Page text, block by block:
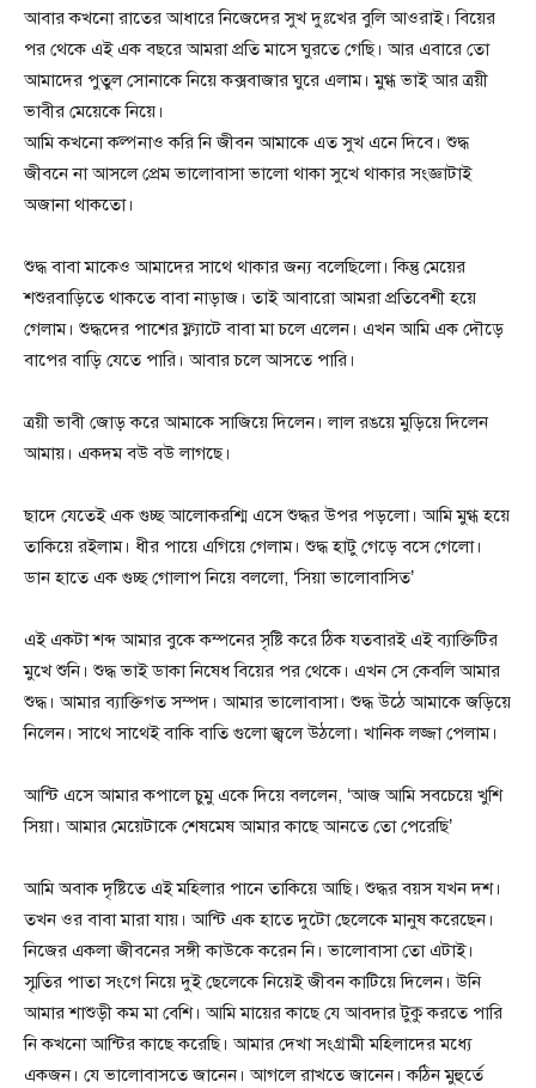
আবার কখনো রাতের আধারে নিজেদের সুখ দুঃখের বুলি আওরাই। বিয়ের
পর থেকে এই এক বছরে আমরা প্রতি মাসে ঘুরতে গেছি। আর এবারে তো
আমাদের পুতুল সোনাকে নিয়ে কক্সবাজার ঘুরে এলাম। মুগ্ধ ভাই আর ত্রয়ী
ভাবীর মেয়েকে নিয়ে।
আমি কখনো কল্পনাও করি নি জীবন আমাকে এত সুখ এনে দিবে। শুদ্ধ
জীবনে না আসলে প্রেম ভালোবাসা ভালো থাকা সুখে থাকার সংজ্ঞাটাই
অজানা থাকতো।
শুদ্ধ বাবা মাকেও আমাদের সাথে থাকার জন্য বলেছিলো। কিন্তু মেয়ের
শশুরবাড়িতে থাকতে বাবা নাড়াজ। তাই আবারো আমরা প্রতিবেশী হয়ে
গেলাম। শুদ্ধদের পাশের ফ্ল্যাটে বাবা মা চলে এলেন। এখন আমি এক দৌড়ে
বাপের বাড়ি যেতে পারি। আবার চলে আসতে পারি।
ত্রয়ী ভাবী জোড় করে আমাকে সাজিয়ে দিলেন। লাল রঙয়ে মুড়িয়ে দিলেন
আমায়। একদম বউ বউ লাগছে।
ছাদে যেতেই এক গুচ্ছ আলোকরশ্মি এসে শুদ্ধর উপর পড়লো। আমি মুগ্ধ হয়ে
তাকিয়ে রইলাম। ধীর পায়ে এগিয়ে গেলাম। শুদ্ধ হাটু গেড়ে বসে গেলো।
ডান হাতে এক গুচ্ছ গোলাপ নিয়ে বললো, ‘সিয়া ভালোবাসিত’
এই একটা শব্দ আমার বুকে কম্পনের সৃষ্টি করে ঠিক যতবারই এই ব্যাক্তিটির
মুখে শুনি। শুদ্ধ ভাই ডাকা নিষেধ বিয়ের পর থেকে। এখন সে কেবলি আমার
শুদ্ধ। আমার ব্যাক্তিগত সম্পদ। আমার ভালোবাসা। শুদ্ধ উঠে আমাকে জড়িয়ে
নিলেন। সাথে সাথেই বাকি বাতি গুলো জ্বলে উঠলো। খানিক লজ্জা পেলাম।
আন্টি এসে আমার কপালে চুমু একে দিয়ে বললেন, ‘আজ আমি সবচেয়ে খুশি
সিয়া। আমার মেয়েটাকে শেষমেষ আমার কাছে আনতে তো পেরেছি’
আমি অবাক দৃষ্টিতে এই মহিলার পানে তাকিয়ে আছি। শুদ্ধর বয়স যখন দশ।
তখন ওর বাবা মারা যায়। আন্টি এক হাতে দুটো ছেলেকে মানুষ করেছেন।
নিজের একলা জীবনের সঙ্গী কাউকে করেন নি। ভালোবাসা তো এটাই।
স্মৃতির পাতা সংগে নিয়ে দুই ছেলেকে নিয়েই জীবন কাটিয়ে দিলেন। উনি
আমার শাশুড়ী কম মা বেশি। আমি মায়ের কাছে যে আবদার টুকু করতে পারি
নি কখনো আন্টির কাছে করেছি। আমার দেখা সংগ্রামী মহিলাদের মধ্যে
একজন। যে ভালোবাসতে জানেন। আগলে রাখতে জানেন। কঠিন মুহুর্তে